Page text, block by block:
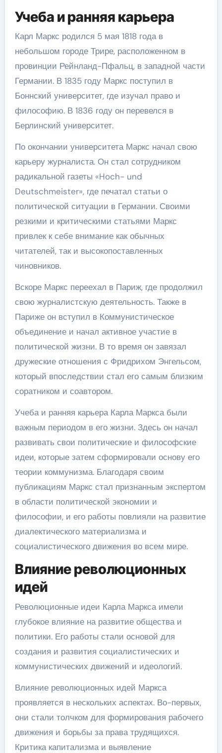
Учеба и ранняя карьера
Карл Маркс родился 5 мая 1818 года в
небольшом городе Трире, расположенном в
провинции Рейнланд-Пфальц, в западной части
Германии. В 1835 году Маркс поступил в
Боннский университет, где изучал право и
философию. В 1836 году он перевелся в
Берлинский университет.
По окончании университета Маркс начал свою
карьеру журналиста. Он стал сотрудником
радикальной газеты «Hoch- und
Deutschmeister», где печатал статьи о
политической ситуации в Германии. Своими
резкими и критическими статьями Маркс
привлек к себе внимание как обычных
читателей, так и высокопоставленных
чиновников.
Вскоре Маркс переехал в Париж, где продолжил
свою журналистскую деятельность. Также в
Париже он вступил в Коммунистическое
объединение и начал активное участие в
политической жизни. В то время он завязал
дружеские отношения с Фридрихом Энгельсом,
который впоследствии стал его самым близким
соратником и соавтором.
Учеба и ранняя карьера Карла Маркса были
важным периодом в его жизни. Здесь он начал
развивать свои политические и философские
идеи, которые затем сформировали основу его
теории коммунизма. Благодаря своим
публикациям Маркс стал признанным экспертом
в области политической экономии и
философии, и его работы повлияли на развитие
диалектического материализма и
социалистического движения во всем мире.
Влияние революционных
идей
Революционные идеи Карла Маркса имели
глубокое влияние на развитие общества и
политики. Его работы стали основой для
создания и развития социалистических и
коммунистических движений и идеологий.
Влияние революционных идей Маркса
проявляется в нескольких аспектах. Во-первых,
они стали толчком для формирования рабочего
движения и борьбы за права трудящихся.
Критика капитализма и выявление